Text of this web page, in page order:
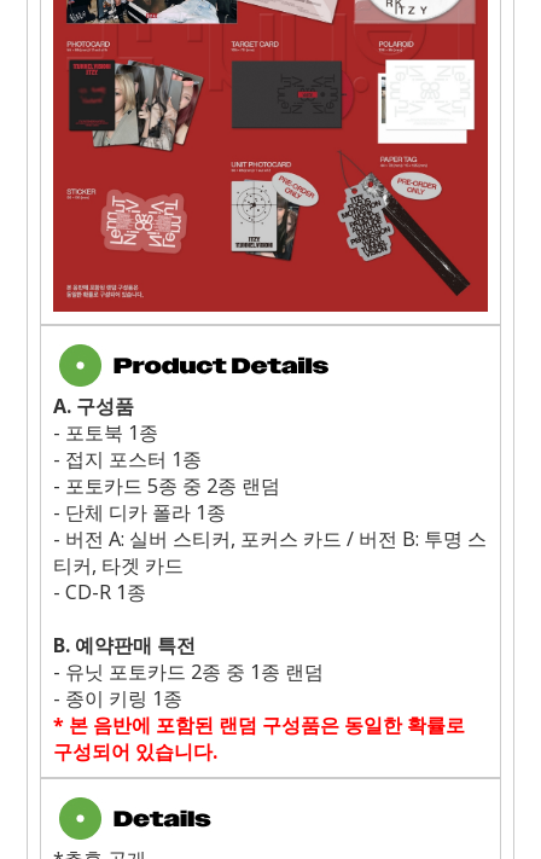
A. 구성품
- 포토북 1종
- 접지 포스터 1종
- 포토카드 5종 중 2종 랜덤
- 단체 디카 폴라1종
- 버전 A: 실버 스티커, 포커스 카드 / 버전 B: 투명 스
티커, 타겟 카드
- CD-R 1종
B. 예약판매 특전
- 유닛 포토카드 2종 중 1종 랜덤
- 종이 키링 1종
* 본 음반에 포함된 랜덤 구성품은 동일한 확률로
구성되어 있습니다.